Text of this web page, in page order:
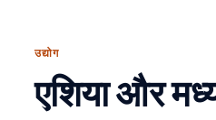
उद्योग
एशिया और